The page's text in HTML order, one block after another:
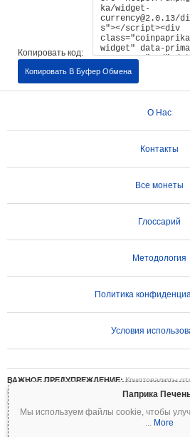
Паприка
Мы используем файлы cookie, чтобы
... More
Копировать код:
Копировать В Буфер Обмена
О Нас
Контакты
Все монеты
Глоссарий
Методология
Политика
Условия
ВАЖНОЕ ПРЕДУПРЕЖДЕНИЕ:Криптовалюты
волатильностью и сопряжены со значительными
часть или все свои инвестиции. Вся информация
исключительно в информационных целях и не
инвестиционной рекомендацией. Всегда